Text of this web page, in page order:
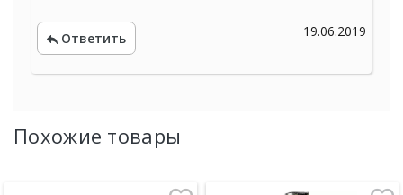
19.06.2019
Ответить
Похожие товары